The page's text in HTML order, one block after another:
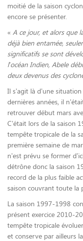
moitié de la saison
encore se présenter.
« A ce jour, et alors que
déjà bien entamée,
significatifs se sont
l’océan Indien, Abele
deux devenus des
Il s’agit là d’une
dernières années, il
retrouver début mars
C’était lors de la saison
tempête tropicale de la
première semaine de
n’est prévu se former
détrône donc la saison
record de la plus faible
saison couvrant toute la
La saison 1997-1998
présent exercice 2010-
tempête tropicale
et conserve par ailleurs